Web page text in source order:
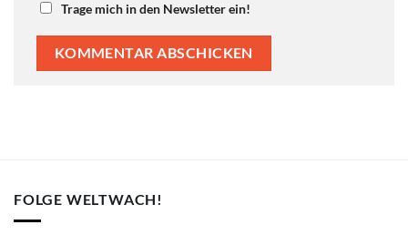
Trage mich in den Newsletter ein!
FOLGE WELTWACH!